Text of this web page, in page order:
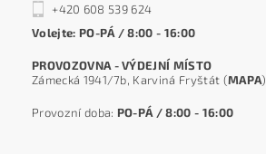
+420 608 539 624
Volejte: PO-PÁ / 8:00 - 16:00
PROVOZOVNA - VÝDEJNÍ MÍSTO
Zámecká 1941/7b, Karviná Fryštát (MAPA)
Provozní doba: PO-PÁ / 8:00 - 16:00